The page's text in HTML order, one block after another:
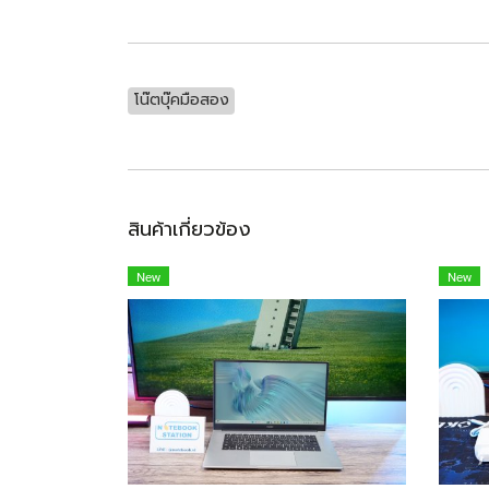
โน๊ตบุ๊คมือสอง
สินค้าเกี่ยวข้อง
New New